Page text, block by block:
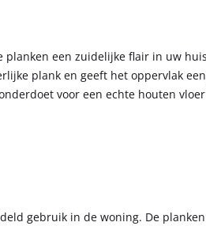
een zuidelijke flair in uw
plank en geeft het oppervlak
voor een echte houten
gebruik in de woning. De